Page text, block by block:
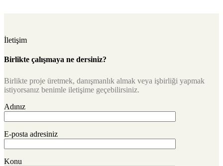
İletişim
Birlikte çalışmaya ne dersiniz?
Birlikte proje üretmek, danışmanlık almak veya işbirliği yapmak
istiyorsanız benimle iletişime geçebilirsiniz.
Adınız
E-posta adresiniz
Konu